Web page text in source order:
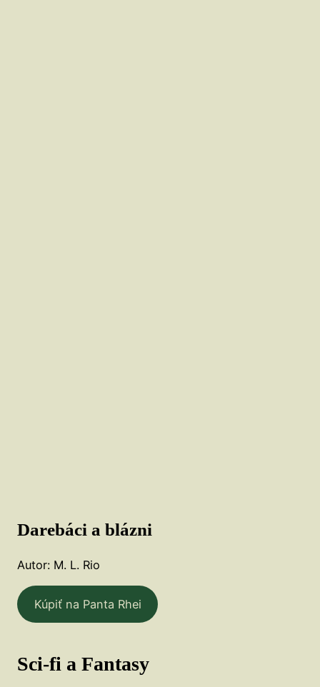
Darebáci a blázni
Autor: M. L. Rio
Kúpiť na Panta Rhei
Sci-fi a Fantasy